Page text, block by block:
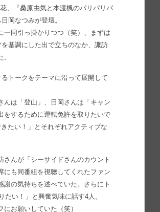
、『桑原由気と本渡楓のパリパリパ
岡なつみが登壇。
一同引っ掛かりつつ（笑）、まずは
基調にした出で立ちのなか、諏訪
トークをテーマに沿って展開して
んは「登山」、日岡さんは「キャン
をするために運転免許を取りたいで
たい！」とそれぞれアクティブな
んが「シーサイドさんのカウント
にも同番組を視聴してくれたファン
の気持ちを述べていた。さらにト
い！」と興奮気味に話す4人。
お願いしていた（笑）